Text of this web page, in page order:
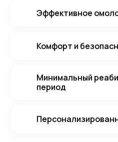
Эффективное
Комфорт и
Минимальный
период